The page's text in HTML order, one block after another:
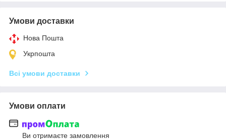
Умови доставки
Нова Пошта
Укрпошта
Всі умови доставки
Умови оплати
Ви отримаєте замовлення